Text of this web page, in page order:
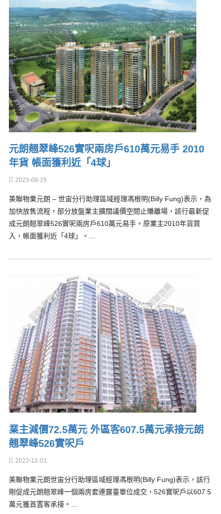
元朗翹翠峰526實呎兩房戶610萬元易手 2010
年貨 帳面獲利近「4球」
2023-08-25
美聯物業元朗 – 世宙分行助理區域經理馮根明(Billy Fung)表示，為
加快放售流程，部分放盤業主擴闊議價空間止賺離場，該行最新促
成元朗翹翠峰526實呎兩房戶610萬元易手。原業主2010年貨買
入，帳面獲利近「4球」。…
業主減價72.5萬元 外區客607.5萬元承接元朗
翹翠峰526實呎戶
2022-12-01
美聯物業元朗世宙分行助理區域經理馮根明(Billy Fung)表示，該行
剛促成元朗翹翠峰一個兩房套連露臺單位成交，526實呎戶以607.5
萬元獲首置客承接。…